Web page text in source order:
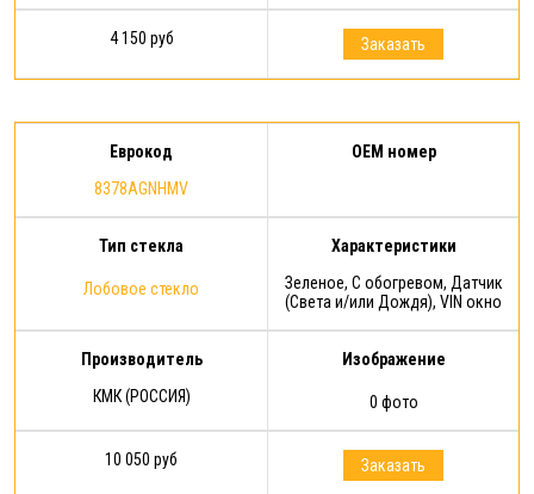
4 150 руб Заказать
Еврокод
8378AGNHMV
OEM номер
Тип стекла
Лобовое стекло
Характеристики
Зеленое, С обогревом, Датчик
(Света и/или Дождя), VIN окно
Производитель
КМК (РОССИЯ)
Изображение
0 фото
10 050 руб Заказать